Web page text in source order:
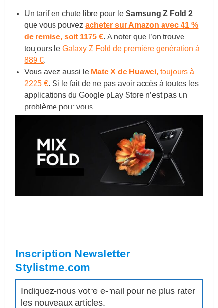
Un tarif en chute libre pour leSamsung Z Fold 2
que vous pouvezacheter sur Amazon avec 41 %
de remise, soit 1175 €.A noter que l’on trouve
toujours leGalaxy Z Fold de première génération à
889 €.
Vous avez aussi le Mate X de Huawei, toujours à
2225 €. Si le fait de ne pas avoir accès à toutes les
applications du Google pLay Store n’est pas un
problème pour vous.
Inscription Newsletter
Stylistme.com
Indiquez-nous votre e-mail pour ne plus rater
les nouveaux articles.